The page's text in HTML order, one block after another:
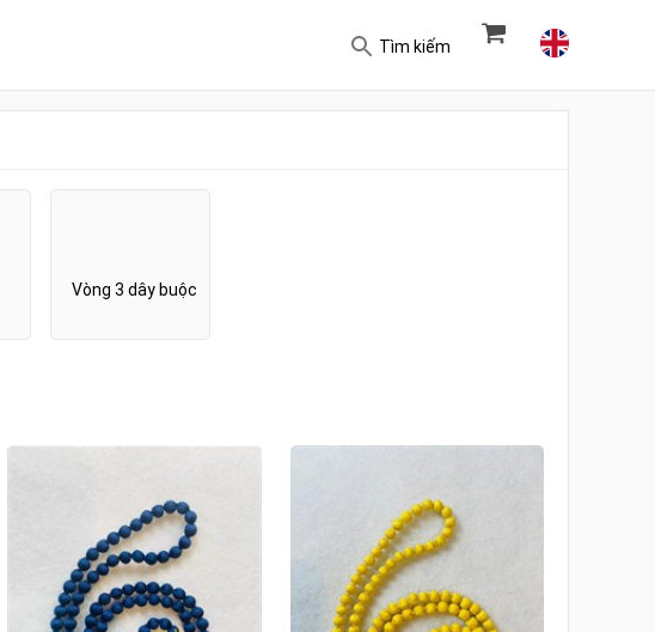
Tìm kiếm
Vòng 3 dây buộc